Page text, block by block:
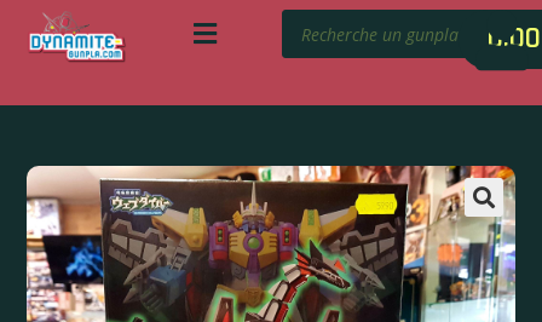
0.00